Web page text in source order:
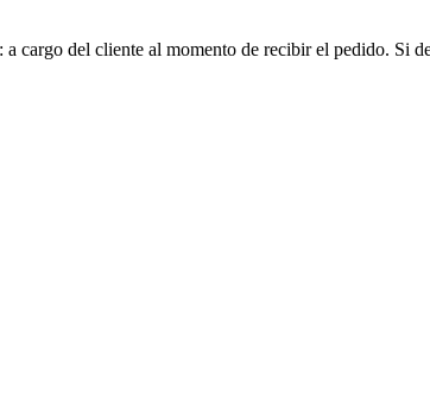
cargo del cliente al momento de recibir el pedido. Si